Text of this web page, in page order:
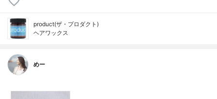
product(ザ・プロダクト)
ヘアワックス
めー